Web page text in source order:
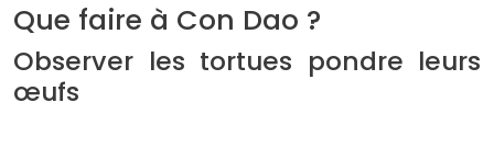
Que faire à Con Dao ?
Observer les tortues pondre leurs
œufs